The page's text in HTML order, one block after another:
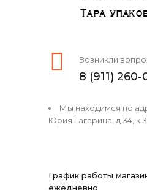
Возникли
8 (911)
Мы находимся по
Юрия Гагарина, д 34, к
График работы
ежедневно